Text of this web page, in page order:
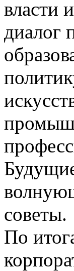
власти
диалог
советы.
По